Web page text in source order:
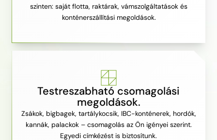
szinten: saját flotta, raktárak, vámszolgáltatások és
konténerszállítási megoldások.
Testreszabható csomagolási
megoldások.
Zsákok, bigbagek, tartálykocsik, IBC-konténerek, hordók,
kannák, palackok – csomagolás az Ön igényei szerint.
Egyedi címkézést is biztosítunk.